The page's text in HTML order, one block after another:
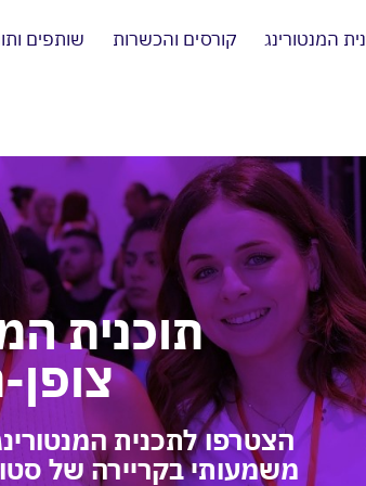
המנטורינג קורסים והכשרות שותפים
תוכנית
הצטרפו לתכנית
משמעותי בקריירה של